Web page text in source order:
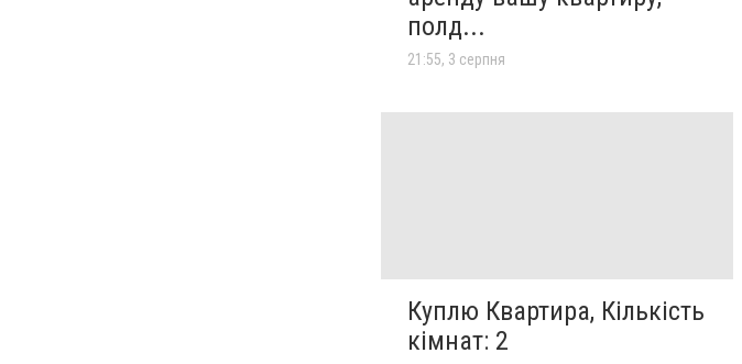
полд...
21:55, 3 серпня
Куплю Квартира, Кількість
кімнат: 2